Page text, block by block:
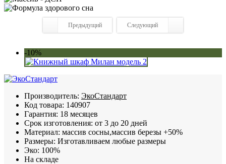
Предыдущий Следующий
-10%
Производитель: ЭкоСтандарт
Код товара: 140907
Гарантия: 18 месяцев
Срок изготовления: от 3 до 20 дней
Материал: массив сосны,массив березы +50%
Размеры: Изготавливаем любые размеры
Эко: 100%
На складе